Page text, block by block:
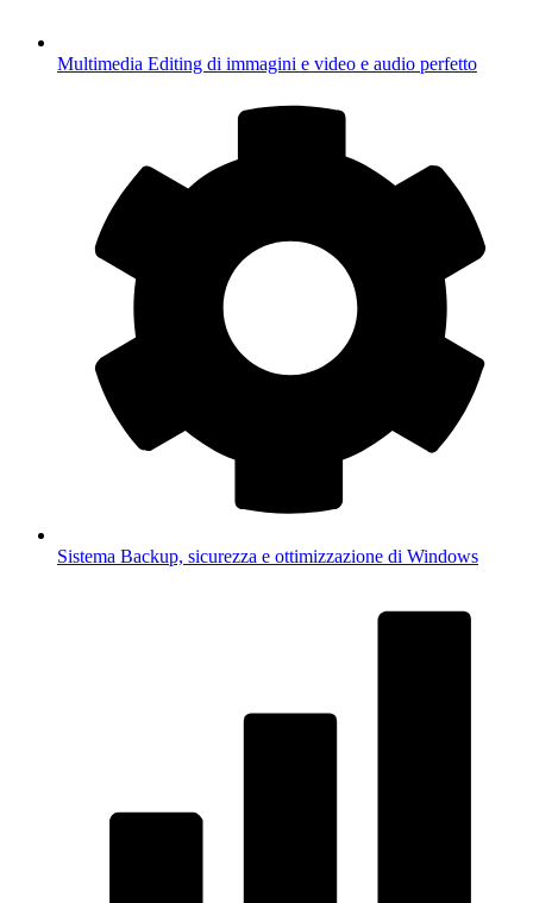
Multimedia Editing di immagini e video e audio perfetto
Sistema Backup, sicurezza e ottimizzazione di Windows